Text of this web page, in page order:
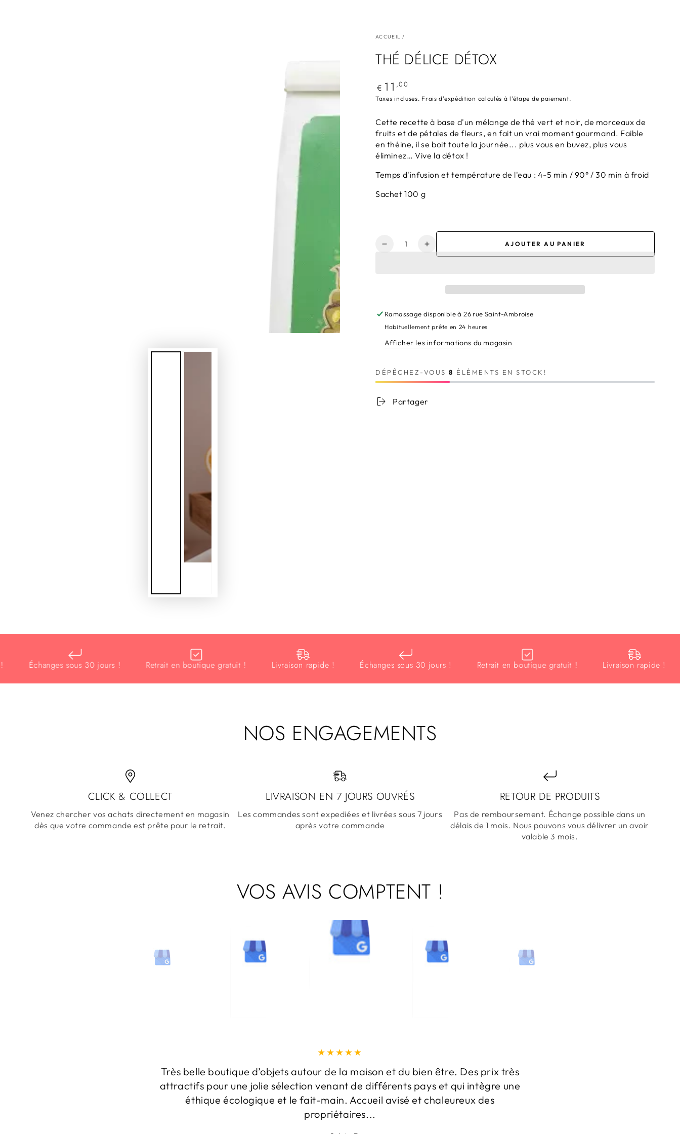
ACCUEIL /
THÉ DÉLICE DÉTOX
Prix
normal
€ 11 ,00
Taxes incluses. Frais d'expédition calculés à l'étape de paiement.
Cette recette à base d'un mélange de thé vert et noir, de morceaux de
fruits et de pétales de fleurs, en fait un vrai moment gourmand. Faible
en théine, il se boit toute la journée... plus vous en buvez, plus vous
éliminez… Vive la détox !
Temps d'infusion et température de l'eau : 4-5 min / 90° / 30 min à froid
Sachet 100 g
Quantité
Réduire
Détox
Augmenter
Détox
AJOUTER AU PANIER
Ramassage disponible à26 rue Saint-Ambroise
Habituellement prête en 24 heures
Afficher les informations du magasin
DÉPÊCHEZ-VOUS 8 ÉLÉMENTS EN STOCK!
Partager
Échanges sous 30 jours ! Retrait en boutique gratuit ! Livraison rapide ! Échanges sous 30 jours ! Retrait en boutique gratuit ! Livraison rapide !
NOS ENGAGEMENTS
CLICK & COLLECT
Venez chercher vos achats directement en magasin
dès que votre commande est prête pour le retrait.
LIVRAISON EN 7 JOURS OUVRÉS
Les commandes sont expediées et livrées sous 7 jours
après votre commande
RETOUR DE PRODUITS
Pas de remboursement. Échange possible dans un
délais de 1 mois. Nous pouvons vous délivrer un avoir
valable 3 mois.
VOS AVIS COMPTENT !
Très belle boutique d’objets autour de la maison et du bien être. Des prix très
attractifs pour une jolie sélection venant de différents pays et qui intègre une
éthique écologique et le fait-main. Accueil avisé et chaleureux des
propriétaires...